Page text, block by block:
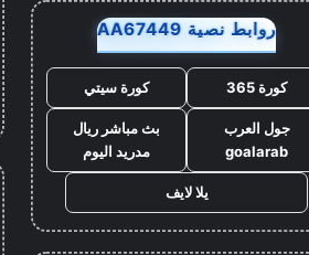
روابط نصية AA67449
كورة 365 كورة سيتي
جول العرب
goalarab
بث مباشر ريال
مدريد اليوم
يلا لايف